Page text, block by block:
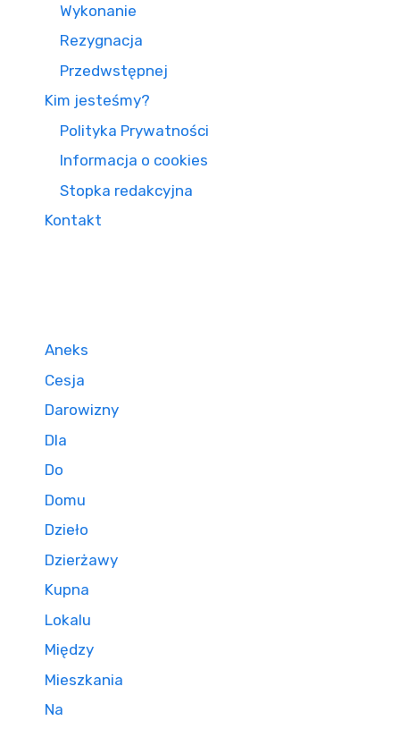
Wykonanie
Rezygnacja
Przedwstępnej
Kim jesteśmy?
Polityka Prywatności
Informacja o cookies
Stopka redakcyjna
Kontakt
Aneks
Cesja
Darowizny
Dla
Do
Domu
Dzieło
Dzierżawy
Kupna
Lokalu
Między
Mieszkania
Na